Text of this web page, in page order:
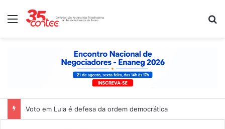
Menu
Nota de solidariedade ao povo venezuelano